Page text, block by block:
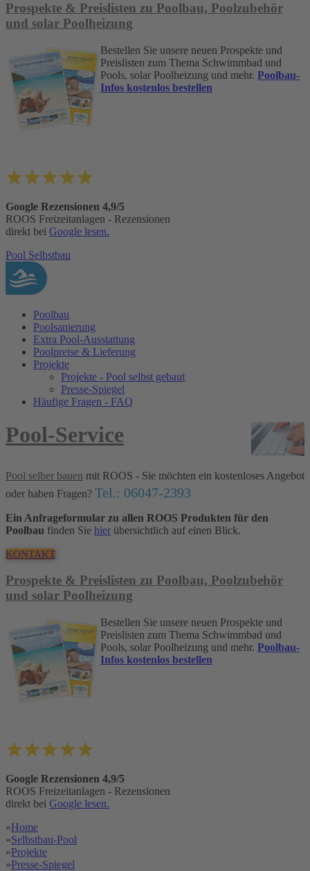
Prospekte & Preislisten zu Poolbau, Poolzubehör
und solar Poolheizung
Bestellen Sie unsere neuen Prospekte und
Preislisten zum Thema Schwimmbad und
Pools, solar Poolheizung und mehr. Poolbau-
Infos kostenlos bestellen
Google Rezensionen 4,9/5
ROOS Freizeitanlagen - Rezensionen
direkt bei Google lesen.
Pool Selbstbau
Poolbau
Poolsanierung
Extra Pool-Ausstattung
Poolpreise & Lieferung
Projekte
Projekte - Pool selbst gebaut
Presse-Spiegel
Häufige Fragen - FAQ
Pool-Service
Pool selber bauen mit ROOS - Sie möchten ein kostenloses Angebot
oder haben Fragen? Tel.: 06047-2393
Ein Anfrageformular zu allen ROOS Produkten für den
Poolbau finden Sie hier übersichtlich auf einen Blick.
KONTAKT
Prospekte & Preislisten zu Poolbau, Poolzubehör
und solar Poolheizung
Bestellen Sie unsere neuen Prospekte und
Preislisten zum Thema Schwimmbad und
Pools, solar Poolheizung und mehr. Poolbau-
Infos kostenlos bestellen
Google Rezensionen 4,9/5
ROOS Freizeitanlagen - Rezensionen
direkt bei Google lesen.
»Home
»Selbstbau-Pool
»Projekte
»Presse-Spiegel